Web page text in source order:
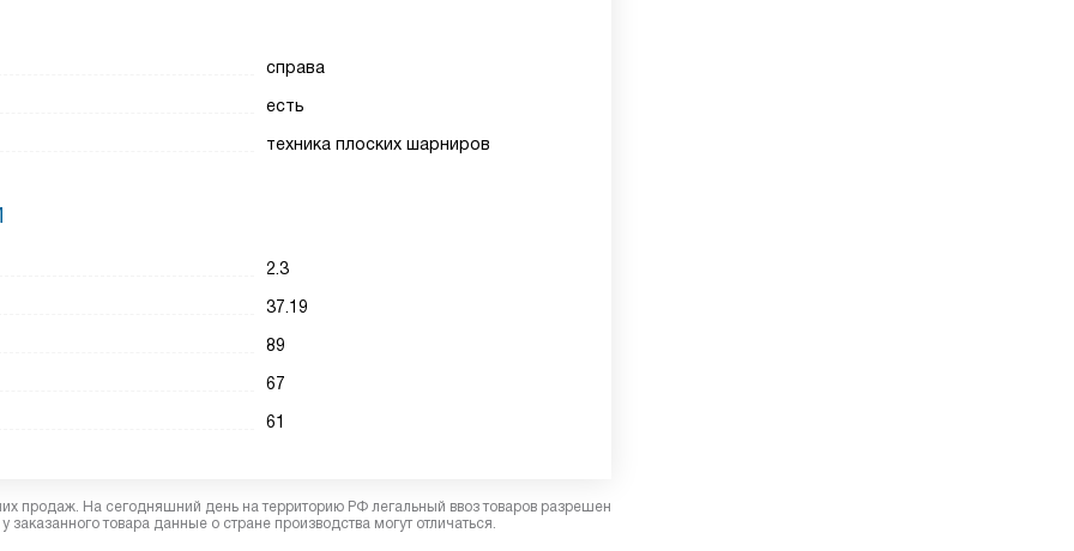
справа
есть
техника плоских шарниров
2.3
37.19
89
67
61
продаж. На сегодняшний день на территорию РФ легальный ввоз товаров разрешен
товара данные о стране производства могут отличаться.